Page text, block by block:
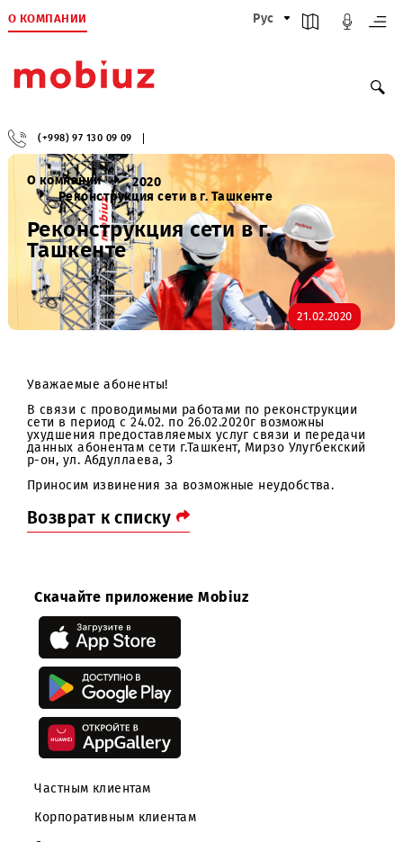
О КОМПАНИИ Рус
(+998) 97 130 09 09
О компании
2020
Реконструкция сети в г. Ташкенте
Реконструкция сети в г.
Ташкенте
Уважаемые абоненты!
В связи с проводимыми работами по реконструкции
сети в период с 24.02. по 26.02.2020г возможны
ухудшения предоставляемых услуг связи и
данных абонентам сети г.Ташкент, Мирзо
р-он, ул. Абдуллаева, 3
Скачайте приложение Mobiuz